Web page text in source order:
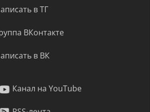
в ТГ
ВКонтакте
в ВК
Канал на YouTube